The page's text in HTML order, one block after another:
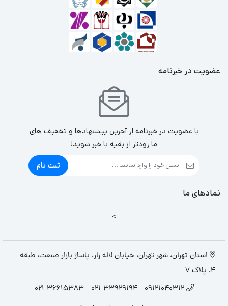
عضویت در خبرنامه
با عضویت در خبرنامه از آخرین پیشنهادها و تخفیف های
ما زودتر از بقیه با خبر شوید!
ثبت نام
نمادهای ما
>
استان تهران، شهر تهران، خیابان لاله زار، پاساژ بازار صنعت، طبقه
4، پلاک 7
09121040312 _ 021-33929194 _ 021-36615383